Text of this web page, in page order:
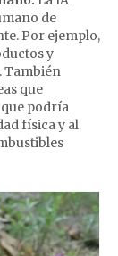
de
Por ejemplo,
y
También
que
podría
física y al